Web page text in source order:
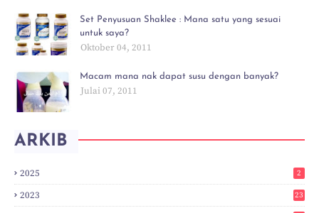
Set Penyusuan Shaklee : Mana satu yang sesuai
untuk saya?
Oktober 04, 2011
Macam mana nak dapat susu dengan banyak?
Julai 07, 2011
ARKIB
2025 2
2023 23